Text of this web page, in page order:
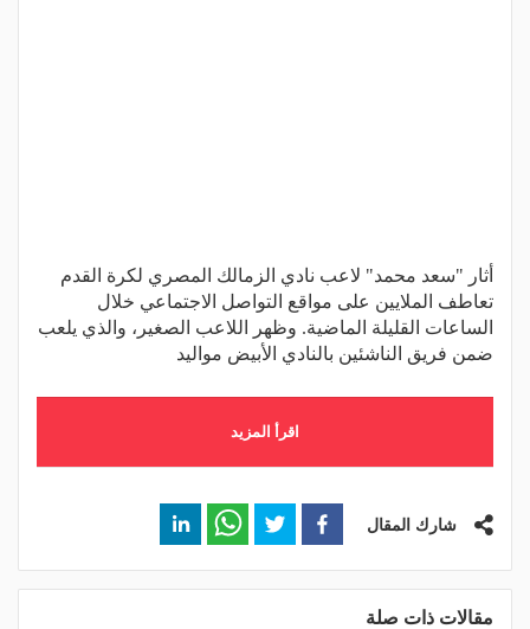
أثار "سعد محمد" لاعب نادي الزمالك المصري لكرة القدم
تعاطف الملايين على مواقع التواصل الاجتماعي خلال
الساعات القليلة الماضية. وظهر اللاعب الصغير، والذي يلعب
ضمن فريق الناشئين بالنادي الأبيض مواليد
اقرأ المزيد
شارك المقال
مقالات ذات صلة